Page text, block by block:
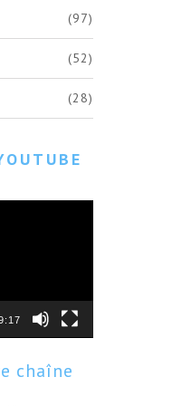
(97)
(52)
(28)
chaîne